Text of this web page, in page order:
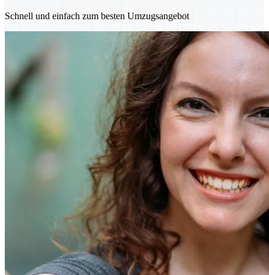
Schnell und einfach zum besten Umzugsangebot